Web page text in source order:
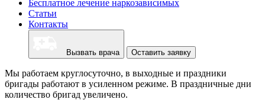
Бесплатное лечение наркозависимых
Статьи
Контакты
Вызвать врача Оставить заявку
Мы работаем круглосуточно, в выходные и праздники
бригады работают в усиленном режиме. В праздничные дни
количество бригад увеличено.